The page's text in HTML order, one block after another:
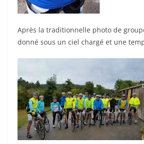
Après la traditionnelle photo de
donné sous un ciel chargé et une